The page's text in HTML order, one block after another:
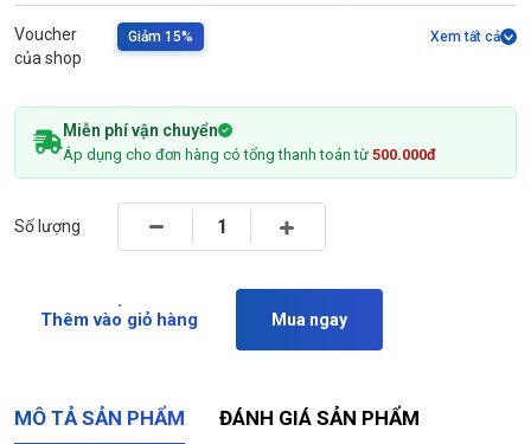
Voucher
của shop
Giảm 15% Xem tất cả
Miễn phí vận chuyển
Áp dụng cho đơn hàng có tổng thanh toán từ 500.000đ
Số lượng
Thêm vào giỏ hàng Mua ngay
MÔ TẢ SẢN PHẨM ĐÁNH GIÁ SẢN PHẨM